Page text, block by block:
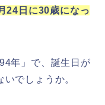
24日に30歳になっ
年」で、誕生日が
でしょうか。